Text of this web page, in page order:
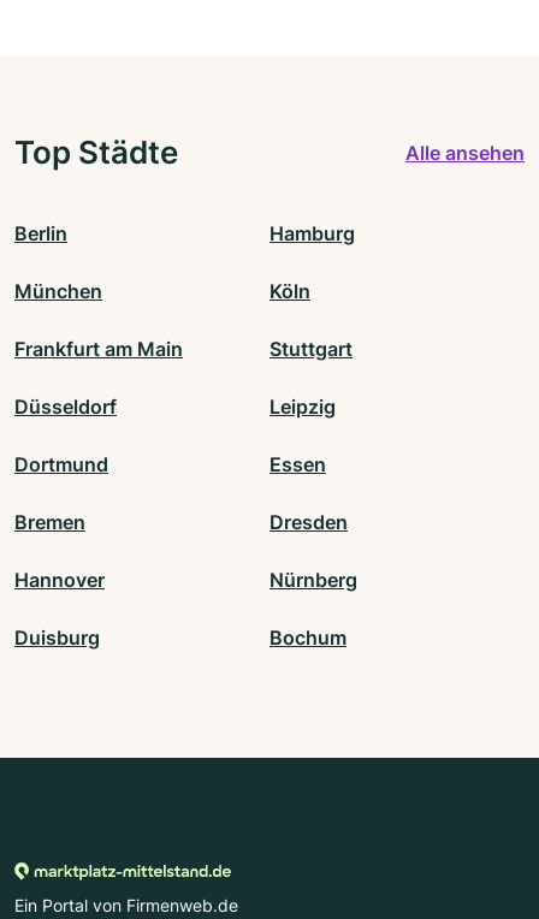
Top Städte Alle ansehen
Berlin Hamburg
München Köln
Frankfurt am Main Stuttgart
Düsseldorf Leipzig
Dortmund Essen
Bremen Dresden
Hannover Nürnberg
Duisburg Bochum
Ein Portal von Firmenweb.de